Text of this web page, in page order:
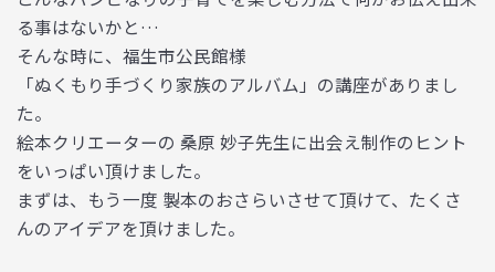
る事はないかと…
そんな時に、福生市公民館様
「ぬくもり手づくり家族のアルバム」の講座がありまし
た。
絵本クリエーターの 桑原 妙子先生に出会え制作のヒント
をいっぱい頂けました。
まずは、もう一度 製本のおさらいさせて頂けて、たくさ
んのアイデアを頂けました。